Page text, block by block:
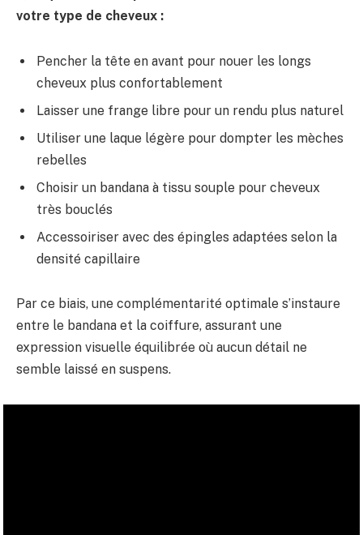
votre type de cheveux :
Pencher la tête en avant pour nouer les longs
cheveux plus confortablement
Laisser une frange libre pour un rendu plus naturel
Utiliser une laque légère pour dompter les mèches
rebelles
Choisir un bandana à tissu souple pour cheveux
très bouclés
Accessoiriser avec des épingles adaptées selon la
densité capillaire
Par ce biais, une complémentarité optimale s’instaure
entre le bandana et la coiffure, assurant une
expression visuelle équilibrée où aucun détail ne
semble laissé en suspens.